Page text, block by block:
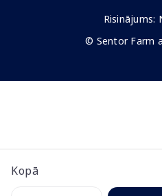
Kopā
Risinājums:
© Sentor Farm